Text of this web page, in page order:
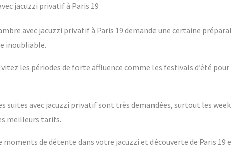
jacuzzi privatif à Paris 19
avec jacuzzi privatif à Paris 19 demande une certaine
inoubliable.
les périodes de forte affluence comme les festivals d’été
suites avec jacuzzi privatif sont très demandées, surtout les
meilleurs tarifs.
de détente dans votre jacuzzi et découverte de Paris 19